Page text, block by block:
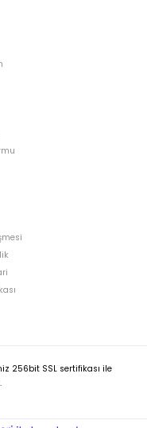
256bit SSL sertifikası ile